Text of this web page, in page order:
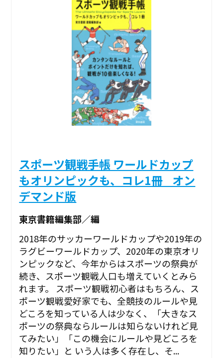
スポーツ観戦手帳 ワールドカップ
もオリンピックも、コレ1冊 _オン
デマンド版
東京書籍編集部／編
2018年のサッカーワールドカップや2019年の
ラグビーワールドカップ、2020年の東京オリ
ンピックなど、今年からはスポーツの祭典が
続き、スポーツ観戦人口も増えていくとみら
れます。 スポーツ観戦初心者はもちろん、ス
ポーツ観戦愛好家でも、全競技のルールや見
どころを知っている人は少なく、「大きなス
ポーツの祭典ならルールは知らないけれど見
てみたい」「この機会にルールや見どころを
知りたい」と いう人は多く存在し、そ...